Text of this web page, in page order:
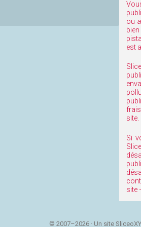
ou
est
site.
Si
site
© 2007–2026 · Un site